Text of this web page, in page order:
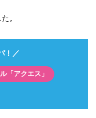
。
！／
「アクエス」